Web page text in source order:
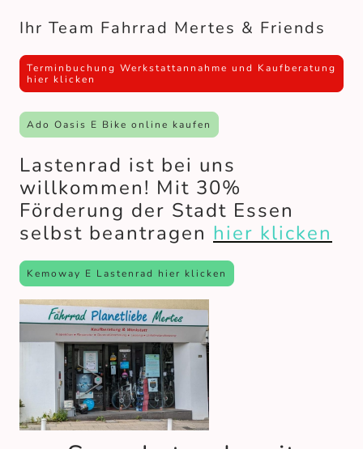
Ihr Team Fahrrad Mertes & Friends
Terminbuchung Werkstattannahme und Kaufberatung
hier klicken
Ado Oasis E Bike online kaufen
Lastenrad ist bei uns
willkommen! Mit 30%
Förderung der Stadt Essen
selbst beantragen hier klicken
Kemoway E Lastenrad hier klicken